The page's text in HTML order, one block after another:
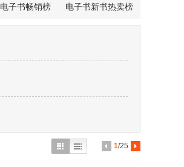
电子书畅销榜 电子书新书热卖榜
1/25